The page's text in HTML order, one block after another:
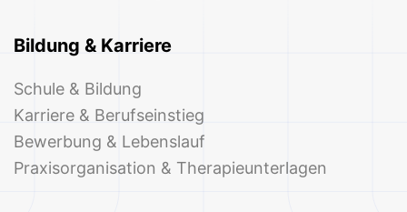
Bildung & Karriere
Schule & Bildung
Karriere & Berufseinstieg
Bewerbung & Lebenslauf
Praxisorganisation & Therapieunterlagen